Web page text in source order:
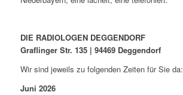
DIE RADIOLOGEN DEGGENDORF
Graflinger Str. 135 | 94469 Deggendorf
Wir sind jeweils zu folgenden Zeiten für Sie da:
Juni 2026